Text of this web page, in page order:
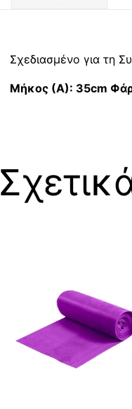
Σχεδιασμένο για τη
Μήκος (Α): 35cm